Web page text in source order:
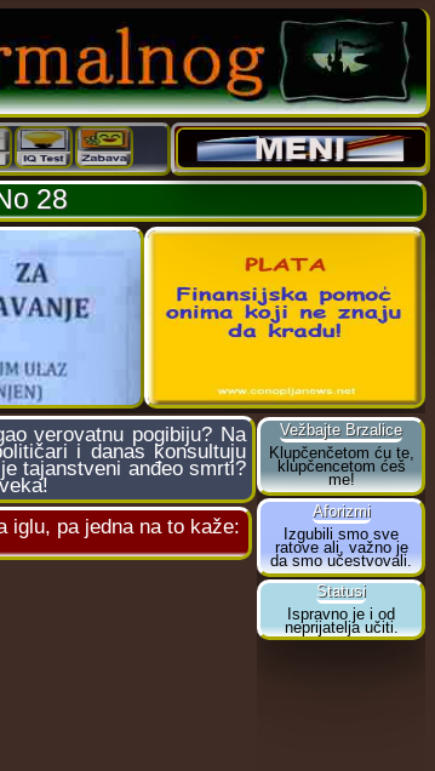
28
verovatnu pogibiju? Na
i danas konsultuju
tajanstveni anđeo smrti?
iglu, pa jedna na to kaže: